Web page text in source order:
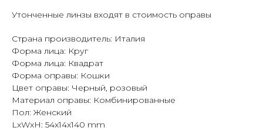
Утонченные линзы входят в стоимость оправы
Страна производитель: Италия
Форма лица: Круг
Форма лица: Квадрат
Форма оправы: Кошки
Цвет оправы: Черный, розовый
Материал оправы: Комбинированные
Пол: Женский
LxWxH: 54x14x140 mm